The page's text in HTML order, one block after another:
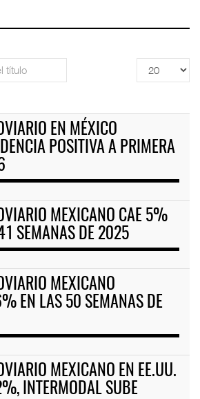
Cantidad
a
EN MÉXICO
POSITIVA A PRIMERA
MEXICANO CAE 5%
SEMANAS DE 2025
MEXICANO
EN LAS 50 SEMANAS DE
MEXICANO EN EE.UU.
INTERMODAL SUBE